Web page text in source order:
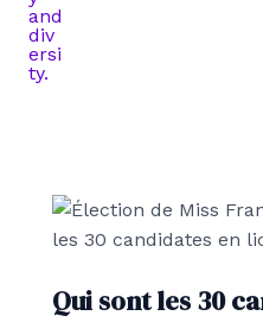
Qui sont les 30